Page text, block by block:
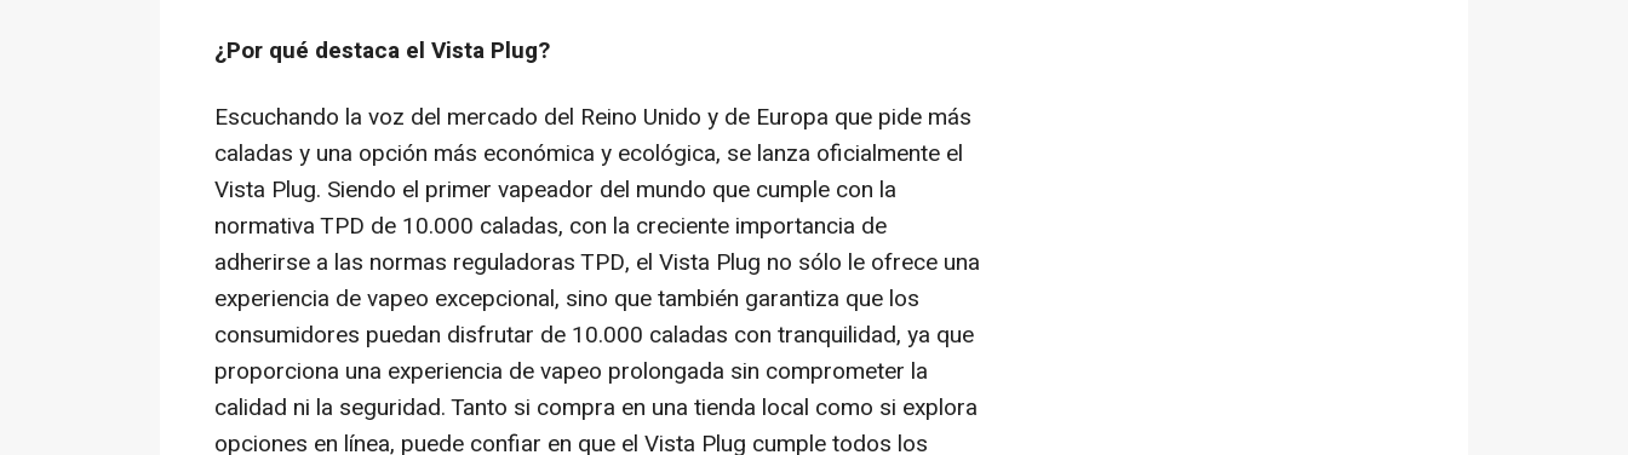
¿Por qué destaca el Vista Plug?
Escuchando la voz del mercado del Reino Unido y de Europa que pide más
caladas y una opción más económica y ecológica, se lanza oficialmente el
Vista Plug. Siendo el primer vapeador del mundo que cumple con la
normativa TPD de 10.000 caladas, con la creciente importancia de
adherirse a las normas reguladoras TPD, el Vista Plug no sólo le ofrece una
experiencia de vapeo excepcional, sino que también garantiza que los
consumidores puedan disfrutar de 10.000 caladas con tranquilidad, ya que
proporciona una experiencia de vapeo prolongada sin comprometer la
calidad ni la seguridad. Tanto si compra en una tienda local como si explora
opciones en línea, puede confiar en que el Vista Plug cumple todos los